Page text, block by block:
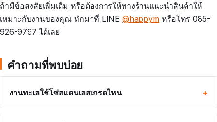
ถ้ามีข้อสงสัยเพิ่มเติม หรือต้องการให้ทางร้านแนะนำสินค้าให้
เหมาะกับงานของคุณ ทักมาที่ LINE @happym หรือโทร 085-
926-9797 ได้เลย
คำถามที่พบบ่อย
งานทะเลใช้โซ่สแตนเลสเกรดไหน